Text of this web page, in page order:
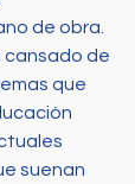
de obra.
cansado de
que
suenan